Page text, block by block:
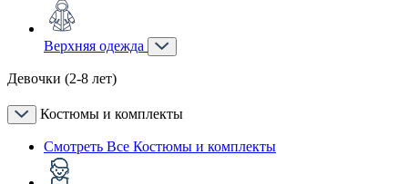
Верхняя одежда
Девочки (2-8 лет)
Костюмы и комплекты
Смотреть Все Костюмы и комплекты